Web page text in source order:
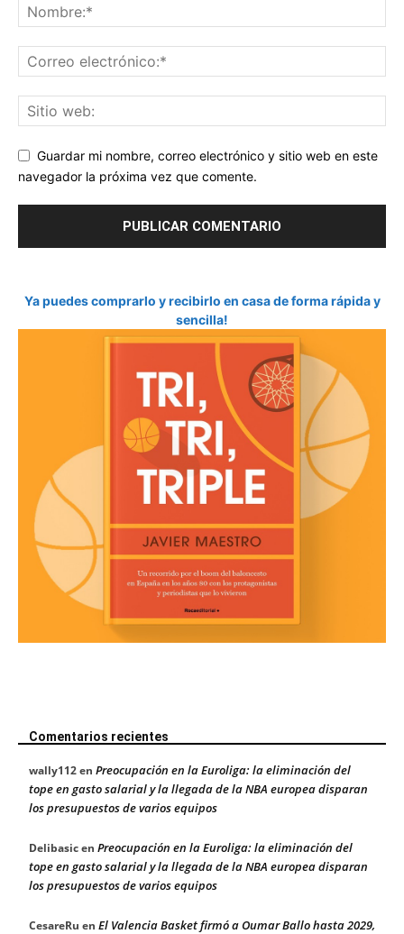
Guardar mi nombre, correo electrónico y sitio web en este
navegador la próxima vez que comente.
Ya puedes comprarlo y recibirlo en casa de forma rápida y
sencilla!
Comentarios recientes
wally112en Preocupación en la Euroliga: la eliminación del
tope en gasto salarial y la llegada de la NBA europea disparan
los presupuestos de varios equipos
Delibasicen Preocupación en la Euroliga: la eliminación del
tope en gasto salarial y la llegada de la NBA europea disparan
los presupuestos de varios equipos
CesareRu en El Valencia Basket firmó a Oumar Ballo hasta 2029,